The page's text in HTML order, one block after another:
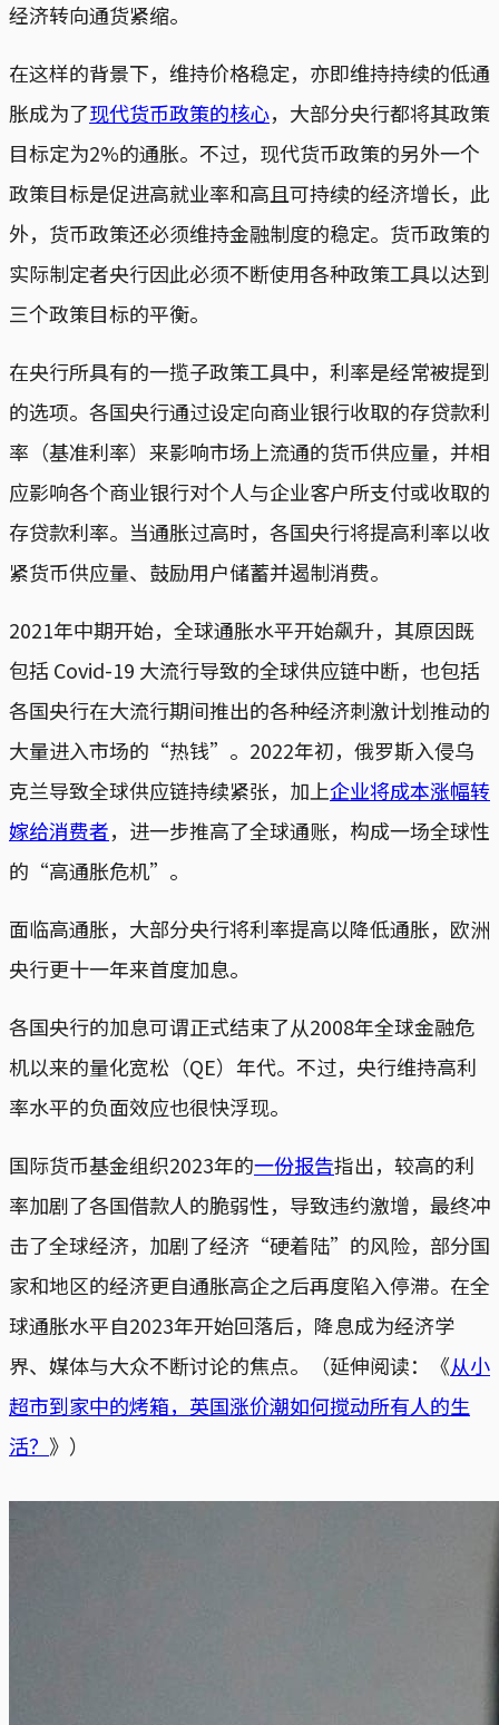
经济转向通货紧缩。
在这样的背景下，维持价格稳定，亦即维持持续的低通
胀成为了现代货币政策的核心，大部分央行都将其政策
目标定为2%的通胀。不过，现代货币政策的另外一个
政策目标是促进高就业率和高且可持续的经济增长，此
外，货币政策还必须维持金融制度的稳定。货币政策的
实际制定者央行因此必须不断使用各种政策工具以达到
三个政策目标的平衡。
在央行所具有的一揽子政策工具中，利率是经常被提到
的选项。各国央行通过设定向商业银行收取的存贷款利
率（基准利率）来影响市场上流通的货币供应量，并相
应影响各个商业银行对个人与企业客户所支付或收取的
存贷款利率。当通胀过高时，各国央行将提高利率以收
紧货币供应量、鼓励用户储蓄并遏制消费。
2021年中期开始，全球通胀水平开始飙升，其原因既
包括 Covid-19 大流行导致的全球供应链中断，也包括
各国央行在大流行期间推出的各种经济刺激计划推动的
大量进入市场的“热钱”。2022年初，俄罗斯入侵乌
克兰导致全球供应链持续紧张，加上企业将成本涨幅转
嫁给消费者，进一步推高了全球通账，构成一场全球性
的“高通胀危机”。
面临高通胀，大部分央行将利率提高以降低通胀，欧洲
央行更十一年来首度加息。
各国央行的加息可谓正式结束了从2008年全球金融危
机以来的量化宽松（QE）年代。不过，央行维持高利
率水平的负面效应也很快浮现。
国际货币基金组织2023年的一份报告指出，较高的利
率加剧了各国借款人的脆弱性，导致违约激增，最终冲
击了全球经济，加剧了经济“硬着陆”的风险，部分国
家和地区的经济更自通胀高企之后再度陷入停滞。在全
球通胀水平自2023年开始回落后，降息成为经济学
界、媒体与大众不断讨论的焦点。（延伸阅读：《从小
超市到家中的烤箱，英国涨价潮如何搅动所有人的生
活？ 》）